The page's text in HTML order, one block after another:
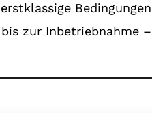
zur Inbetriebnahme